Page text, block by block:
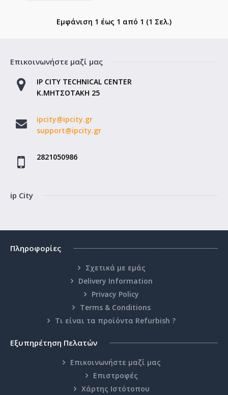
Επιθυμητό
Εμφάνιση 1 έως 1 από 1 (1 Σελ.)
Επικοινωνήστε μαζί μας
IP CITY TECHNICAL CENTER
Κ.ΜΗΤΣΟΤΑΚΗ 25
ipcity@ipcity.gr
support@ipcity.gr
2821050986
ip City
Πληροφορίες
Σχετικά με εμάς
Delivery Information
Privacy Policy
Terms & Conditions
Τι είναι τα προϊόντα Refurbish ?
Εξυπηρέτηση Πελατών
Επικοινωνήστε μαζί μας
Επιστροφές
Χάρτης Ιστότοπου